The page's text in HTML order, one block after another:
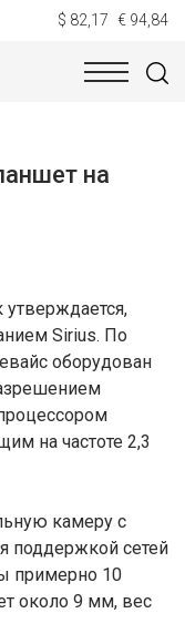
$ 82,17 € 94,84
на
утверждается,
Sirius. По
оборудован
на частоте 2,3
камеру с
поддержкой сетей
примерно 10
около 9 мм, вес